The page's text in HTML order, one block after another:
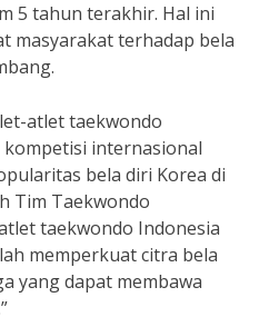
5 tahun terakhir. Hal ini
masyarakat terhadap bela
atlet taekwondo
internasional
bela diri Korea di
Tim Taekwondo
taekwondo Indonesia
memperkuat citra bela
yang dapat membawa